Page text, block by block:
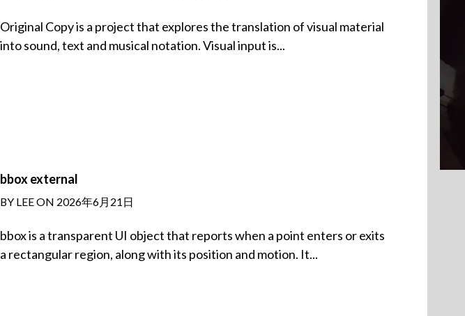
Original Copy is a project that explores the translation of visual material
into sound, text and musical notation. Visual input is...
bbox external
BY LEE ON 2026年6月21日
bbox is a transparent UI object that reports when a point enters or exits
a rectangular region, along with its position and motion. It...